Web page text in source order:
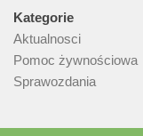
Kategorie
Aktualnosci
Pomoc żywnościowa
Sprawozdania